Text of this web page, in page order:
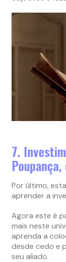
7.
Por último,
aprender a
Agora este é
mais neste
aprenda a
desde cedo e
seu aliado.